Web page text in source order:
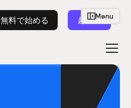
無料で始める 起動Menu